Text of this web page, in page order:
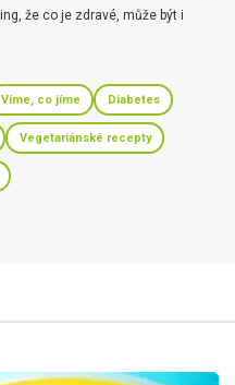
že co je zdravé, může být i
Víme, co jíme Diabetes
Vegetariánské recepty